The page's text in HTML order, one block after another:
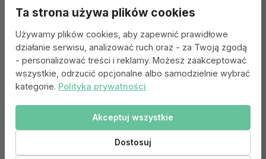
Sci-Fi 2026
Animacje 2026
Romantyczne 2026
Portal: Kontakt|Polityka Prywatności|Regulamin|Reklama|
© 2010–2026 FILMFAN.PL – Film. Nasza wspólna pasja.
Ta strona używa plików cookies
Używamy plików cookies, aby zapewnić prawidłowe
działanie serwisu, analizować ruch oraz - za Twoją zgodą
- personalizować treści i reklamy. Możesz zaakceptować
wszystkie, odrzucić opcjonalne albo samodzielnie wybrać
kategorie. Polityka prywatności
Dostosuj
Akceptuj wszystkie